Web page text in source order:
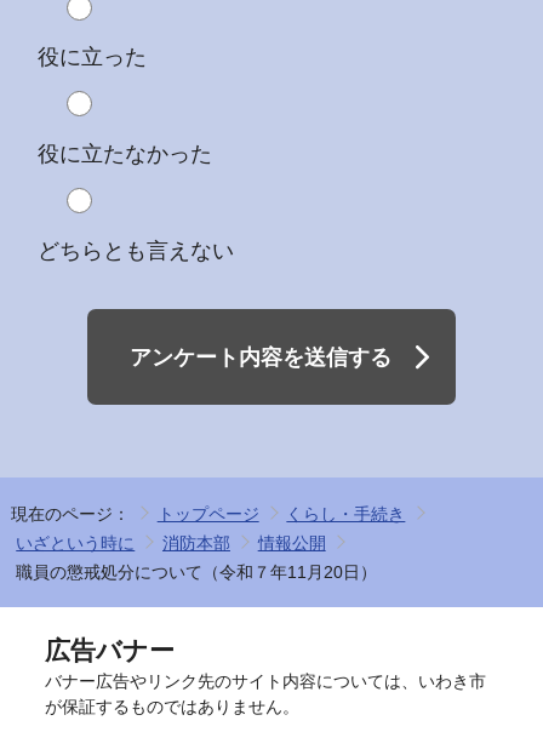
役に立った
役に立たなかった
どちらとも言えない
アンケート内容を送信する
現在のページ： トップページ
くらし・手続き
いざという時に
消防本部
情報公開
職員の懲戒処分について（令和７年11月20日）
広告バナー
バナー広告やリンク先のサイト内容については、いわき市
が保証するものではありません。